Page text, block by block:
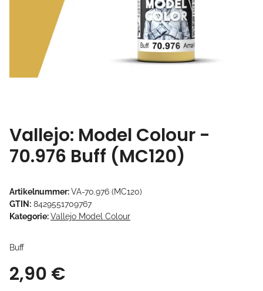
Vallejo: Model Colour -
70.976 Buff (MC120)
Artikelnummer:VA-70.976 (MC120)
GTIN: 8429551709767
Kategorie:Vallejo Model Colour
Buff
2,90 €